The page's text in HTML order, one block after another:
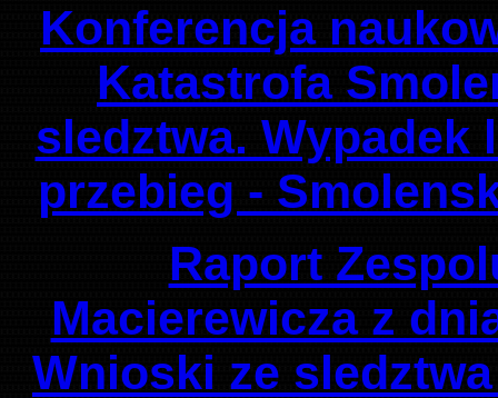
Konferencja
Katastrofa
sledztwa. Wypadek
przebieg -
Raport
Macierewicza z
Wnioski ze